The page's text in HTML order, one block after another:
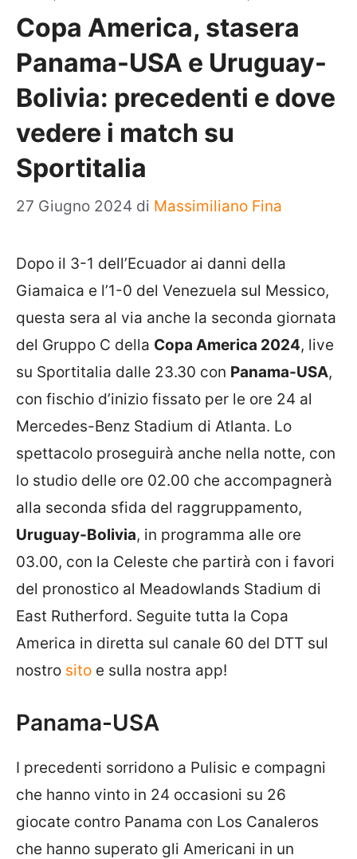
Copa America, stasera
Panama-USA e Uruguay-
Bolivia: precedenti e dove
vedere i match su
Sportitalia
27 Giugno 2024 di Massimiliano Fina
Dopo il 3-1 dell’Ecuador ai danni della
Giamaica e l’1-0 del Venezuela sul Messico,
questa sera al via anche la seconda giornata
del Gruppo C della Copa America 2024, live
su Sportitalia dalle 23.30 con Panama-USA,
con fischio d’inizio fissato per le ore 24 al
Mercedes-Benz Stadium di Atlanta. Lo
spettacolo proseguirà anche nella notte, con
lo studio delle ore 02.00 che accompagnerà
alla seconda sfida del raggruppamento,
Uruguay-Bolivia, in programma alle ore
03.00, con la Celeste che partirà con i favori
del pronostico al Meadowlands Stadium di
East Rutherford. Seguite tutta la Copa
America in diretta sul canale 60 del DTT sul
nostro sito e sulla nostra app!
Panama-USA
I precedenti sorridono a Pulisic e compagni
che hanno vinto in 24 occasioni su 26
giocate contro Panama con Los Canaleros
che hanno superato gli Americani in un